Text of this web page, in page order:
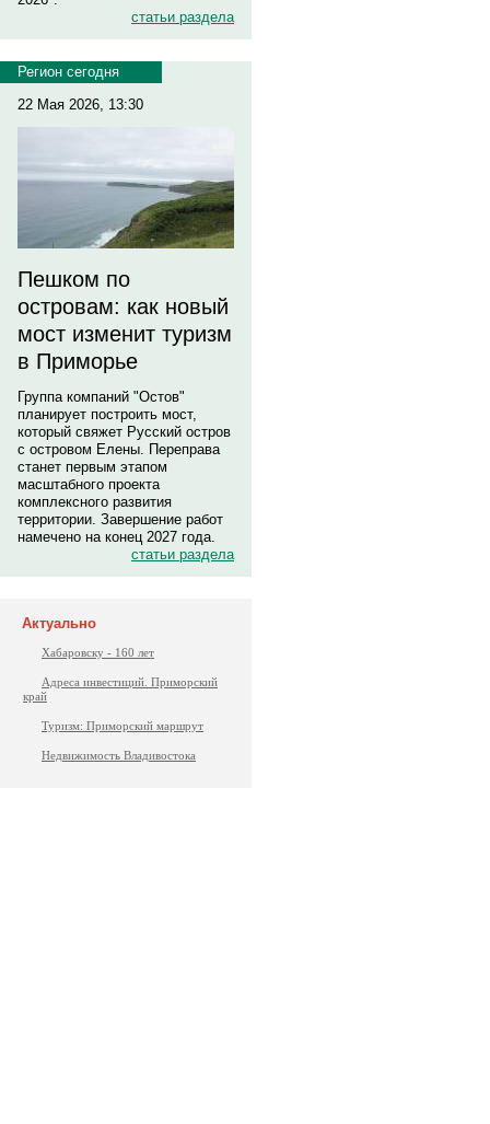
статьи раздела
Регион сегодня
22 Мая 2026, 13:30
Пешком по
островам: как новый
мост изменит туризм
в Приморье
Группа компаний "Остов"
планирует построить мост,
который свяжет Русский остров
с островом Елены. Переправа
станет первым этапом
масштабного проекта
комплексного развития
территории. Завершение работ
намечено на конец 2027 года.
статьи раздела
Актуально
Хабаровску - 160 лет
Адреса инвестиций. Приморский
край
Туризм: Приморский маршрут
Недвижимость Владивостока